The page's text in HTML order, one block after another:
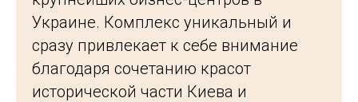
Украине. Комплекс уникальный и
сразу привлекает к себе внимание
благодаря сочетанию красот
исторической части Киева и